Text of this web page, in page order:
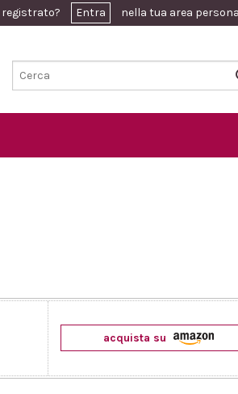
registrato? Entra nella tua area
acquista su